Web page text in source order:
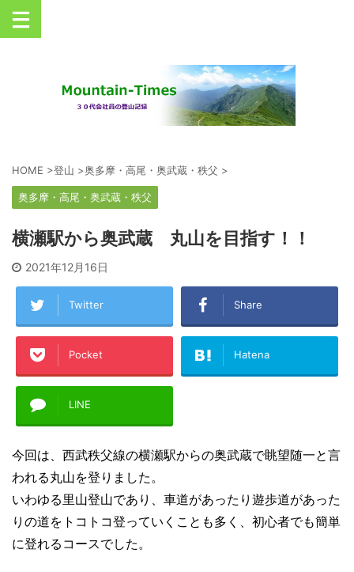
HOME >登山 >奥多摩・高尾・奥武蔵・秩父 >
奥多摩・高尾・奥武蔵・秩父
横瀬駅から奥武蔵 丸山を目指す！！
2021年12月16日
Twitter Share
Pocket Hatena
LINE
今回は、西武秩父線の横瀬駅からの奥武蔵で眺望随一と言
われる丸山を登りました。
いわゆる里山登山であり、車道があったり遊歩道があった
りの道をトコトコ登っていくことも多く、初心者でも簡単
に登れるコースでした。